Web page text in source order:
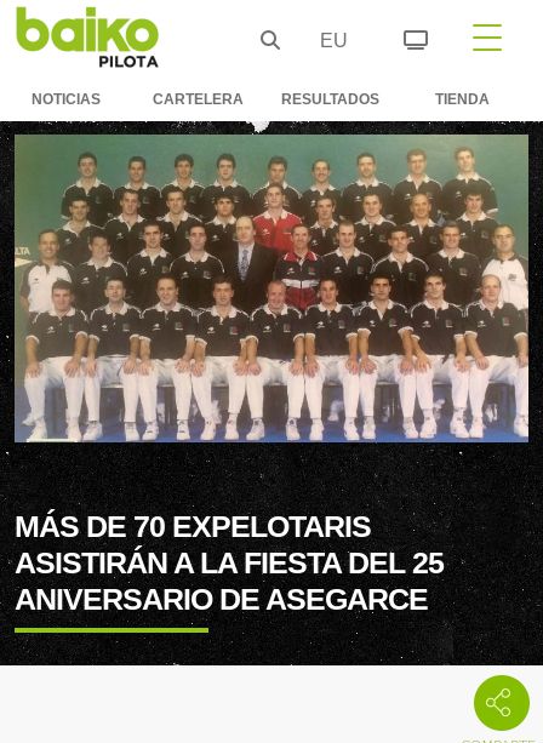
EU
NOTICIAS CARTELERA RESULTADOS TIENDA
MÁS DE 70 EXPELOTARIS
ASISTIRÁN A LA FIESTA DEL 25
ANIVERSARIO DE ASEGARCE